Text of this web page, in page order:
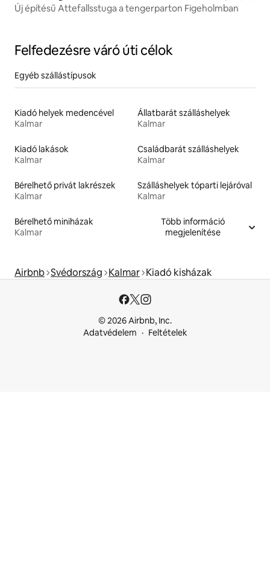
Új építésű Attefallsstuga a tengerparton Figeholmban
Felfedezésre váró úti célok
Egyéb szállástípusok
Kiadó helyek medencével
Kalmar
Állatbarát szálláshelyek
Kalmar
Kiadó lakások
Kalmar
Családbarát szálláshelyek
Kalmar
Bérelhető privát lakrészek
Kalmar
Szálláshelyek tóparti lejáróval
Kalmar
Bérelhető miniházak
Kalmar
Több információ
megjelenítése
Airbnb Svédország Kalmar Kiadó kisházak
© 2026 Airbnb, Inc.
Adatvédelem
Feltételek